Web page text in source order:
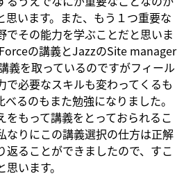
思います。また、もう１つ重要な
でその能力を学ぶことだと思いま
の講義とJazzのSite manager
義を取っているのですがフィール
で必要なスキルも変わってくるも
るのもまた勉強になりました。
をもって講義をとっておられるこ
なりにこの講義選択の仕方は正解
返ることができましたので、すこ
います。